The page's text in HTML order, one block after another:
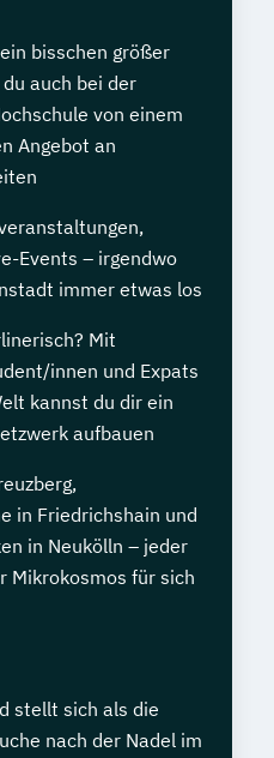
bisschen größer
auch bei der
von einem
Angebot an
Events – irgendwo
immer etwas los
Mit
innen und Expats
kannst du dir ein
aufbauen
in Friedrichshain und
in Neukölln – jeder
Mikrokosmos für sich
stellt sich als die
nach der Nadel im